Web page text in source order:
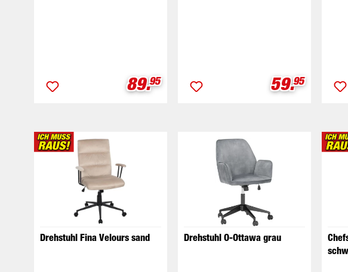
Verkaufspreis:
89.95 59.95
Drehstuhl Fina Velours sand Drehstuhl O-Ottawa grau